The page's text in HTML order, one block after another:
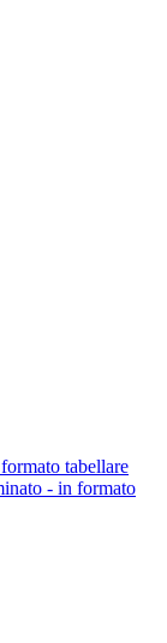
tabellare
- in formato